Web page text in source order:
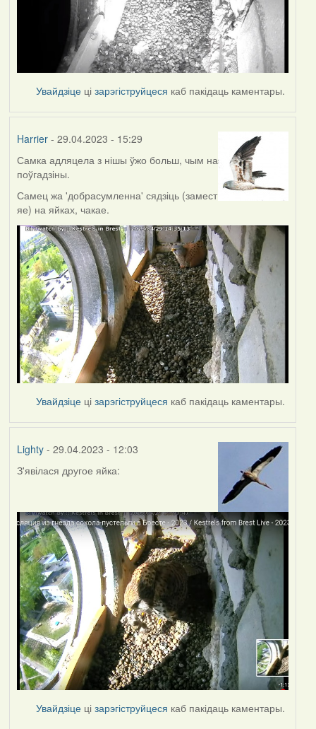
Увайдзіце цізарэгіструйцеся каб пакідаць каментары.
Harrier- 29.04.2023 - 15:29
Самка адляцела з нішы ўжо больш, чым на
поўгадзіны.
Самец жа 'добрасумленна' сядзіць (замест
яе) на яйках, чакае.
Увайдзіце цізарэгіструйцеся каб пакідаць каментары.
Lighty- 29.04.2023 - 12:03
З'явілася другое яйка:
Увайдзіце цізарэгіструйцеся каб пакідаць каментары.